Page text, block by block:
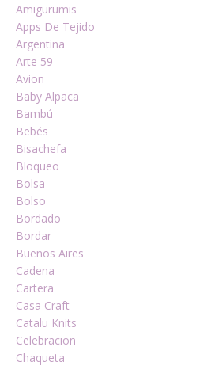
Amigurumis
Apps De Tejido
Argentina
Arte 59
Avion
Baby Alpaca
Bambú
Bebés
Bisachefa
Bloqueo
Bolsa
Bolso
Bordado
Bordar
Buenos Aires
Cadena
Cartera
Casa Craft
Catalu Knits
Celebracion
Chaqueta